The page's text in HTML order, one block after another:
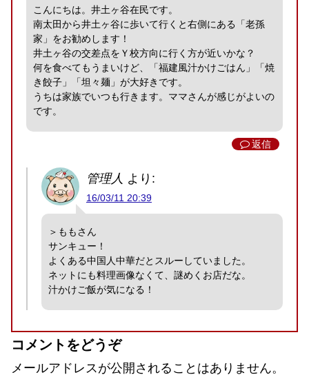
こんにちは。井土ヶ谷在民です。
南太田から井土ヶ谷に歩いて行くと右側にある「老孫
家」をお勧めします！
井土ヶ谷の交差点をＹ校方向に行く方が近いかな？
何を食べてもうまいけど、「福建風汁かけごはん」「焼
き餃子」「坦々麺」が大好きです。
うちは家族でいつも行きます。ママさんが感じがよいの
です。
返信
管理人 より:
16/03/11 20:39
＞ももさん
サンキュー！
よくある中国人中華だとスルーしていました。
ネットにも料理画像なくて、謎めくお店だな。
汁かけご飯が気になる！
コメントをどうぞ
メールアドレスが公開されることはありません。